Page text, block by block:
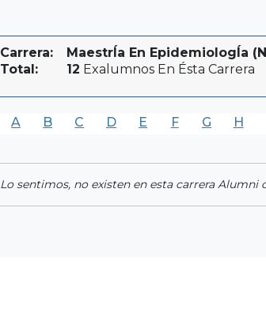
Carrera:
MaestrÍa En EpidemiologÍa
Total:
12 Exalumnos En Ésta Carrera
A B C D E F G H
Lo sentimos, no existen en esta carrera